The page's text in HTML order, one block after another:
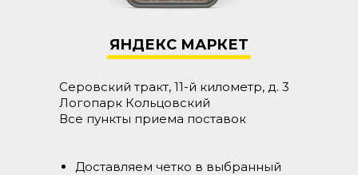
ЯНДЕКС МАРКЕТ
Серовский тракт, 11-й километр, д. 3
Логопарк Кольцовский
Все пункты приема поставок
Доставляем четко в выбранный